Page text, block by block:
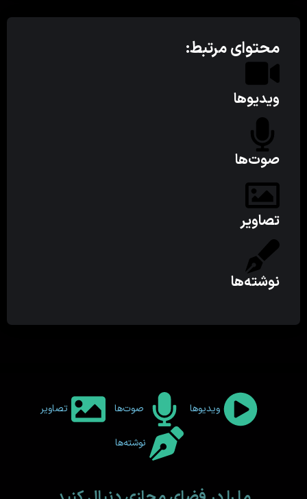
محتوای مرتبط:
ویدیوها
صوت‌ها
تصاویر
نوشته‌ها
ویدیوها صوت‌ها تصاویر
نوشته‌ها